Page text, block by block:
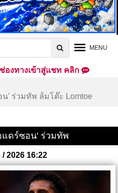
MENU
องทางเข้าสู่แชท คลิก
' ร่วมทัพ ล้มโต๊ะ Lomtoe
แดร์ซอน' ร่วมทัพ
/ 2026 16:22